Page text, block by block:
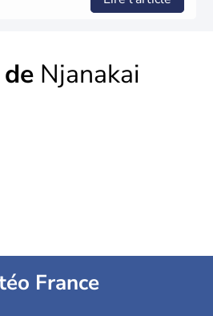
Njanakai
France